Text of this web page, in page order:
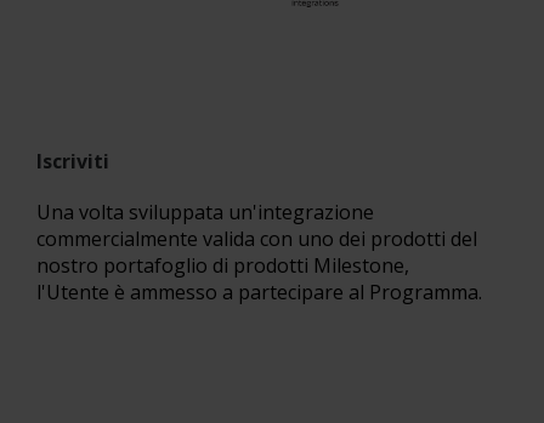
Iscriviti
Una volta sviluppata un'integrazione
commercialmente valida con uno dei prodotti del
nostro portafoglio di prodotti Milestone,
l'Utente è ammesso a partecipare al Programma.